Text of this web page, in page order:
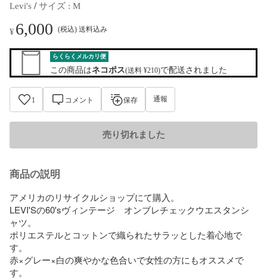
Levi's / サイズ : M
¥6,000 (税込) 送料込み
らくらくメルカリ便
この商品はネコポス(送料 ¥210)で配送されました
1 コメント 保存 通報
売り切れました
商品の説明
アメリカのリサイクルショップにて購入。
LEVI'Sの60'sヴィンテージ　オンブレチェックウエスタンシ
ャツ。
ポリエステルとコットンで織られたサラッとした着心地で
す。
赤×グレー×白の爽やかな色合いで女性の方にもオススメで
す。